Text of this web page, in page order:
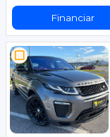
Financiar